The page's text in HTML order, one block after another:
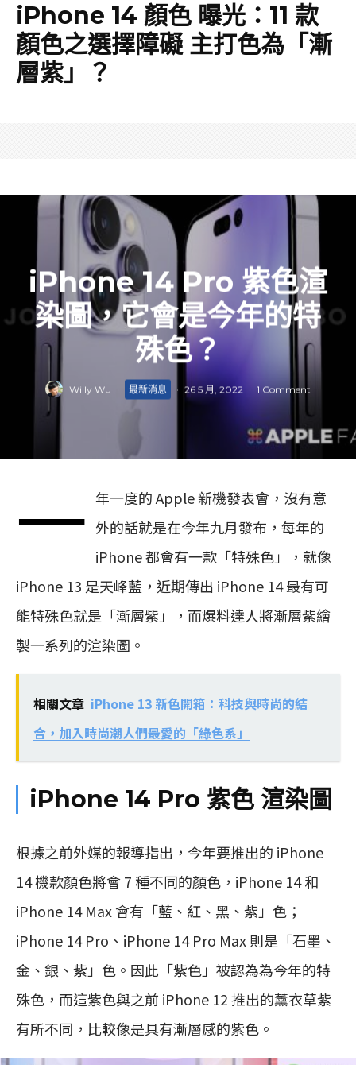
iPhone 14 顏色 曝光：11 款
顏色之選擇障礙 主打色為「漸
層紫」？
iPhone 14 Pro 紫色渲
染圖，它會是今年的特
殊色？
Willy Wu · 最新消息 · 26 5 月, 2022 · 1 Comment
一 年一度的 Apple 新機發表會，沒有意
外的話就是在今年九月發布，每年的
iPhone 都會有一款「特殊色」，就像
iPhone 13 是天峰藍，近期傳出 iPhone 14 最有可
能特殊色就是「漸層紫」，而爆料達人將漸層紫繪
製一系列的渲染圖。
相關文章 iPhone 13 新色開箱：科技與時尚的結
合，加入時尚潮人們最愛的「綠色系」
iPhone 14 Pro 紫色 渲染圖
根據之前外媒的報導指出，今年要推出的 iPhone
14 機款顏色將會 7 種不同的顏色，iPhone 14 和
iPhone 14 Max 會有「藍、紅、黑、紫」色；
iPhone 14 Pro、iPhone 14 Pro Max 則是「石墨、
金、銀、紫」色。因此「紫色」被認為為今年的特
殊色，而這紫色與之前 iPhone 12 推出的薰衣草紫
有所不同，比較像是具有漸層感的紫色。